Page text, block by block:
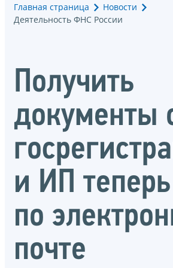
Главная страница
Новости
Деятельность ФНС России
Получить
документы
и ИП
по
почте